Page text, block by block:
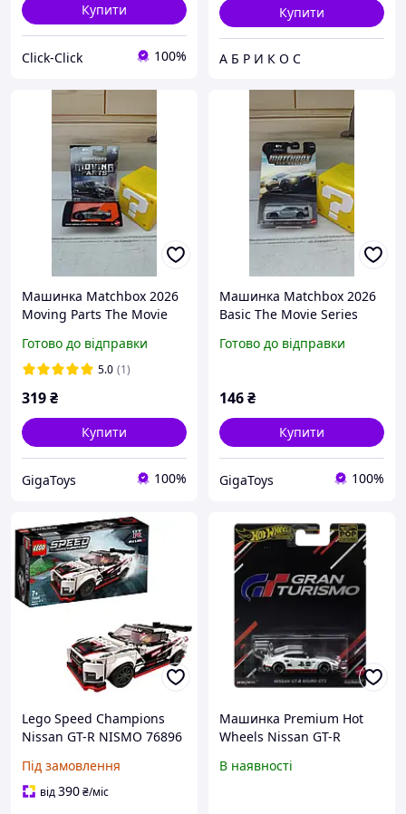
Купити
Click-Click 100%
Купити
А Б Р И К О С
Машинка Matchbox 2026
Moving Parts The Movie
Nismo (R35) JCN95
Готово до відправки
5.0 (1)
319₴
Купити
GigaToys 100%
Машинка Matchbox 2026
Basic The Movie Series
JNC91
Готово до відправки
146₴
Купити
GigaToys 100%
Lego Speed Champions
Nissan GT-R NISMO 76896
Під замовлення
від390₴/міс
Машинка Premium Hot
Wheels Nissan GT-R
Pop Culture 1:64 HVJ34
В наявності